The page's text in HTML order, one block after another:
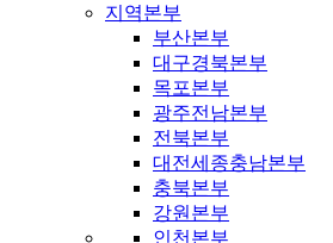
지역본부
부산본부
대구경북본부
목포본부
광주전남본부
전북본부
대전세종충남본부
충북본부
강원본부
인천본부